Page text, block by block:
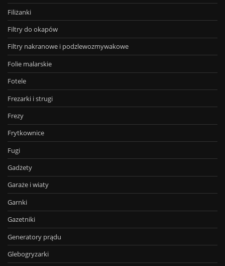
Filiżanki
Filtry do okapów
Filtry nakranowe i podzlewozmywakowe
Folie malarskie
Fotele
Frezarki i strugi
Frezy
Frytkownice
Fugi
Gadżety
Garaże i wiaty
Garnki
Gazetniki
Generatory prądu
Glebogryzarki